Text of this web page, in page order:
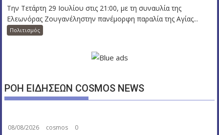
Την Τετάρτη 29 Ιουλίου στις 21:00, με τη συναυλία της
Ελεωνόρας Ζουγανέληστην πανέμορφη παραλία της Αγίας...
Πολιτισμός
ΡΟΗ ΕΙΔΗΣΕΩΝ COSMOS NEWS
08/08/2026 cosmos 0